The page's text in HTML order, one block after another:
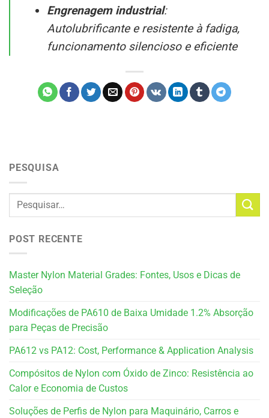
Engrenagem industrial:
Autolubrificante e resistente à fadiga,
funcionamento silencioso e eficiente
PESQUISA
POST RECENTE
Master Nylon Material Grades: Fontes, Usos e Dicas de
Seleção
Modificações de PA610 de Baixa Umidade 1.2% Absorção
para Peças de Precisão
PA612 vs PA12: Cost, Performance & Application Analysis
Compósitos de Nylon com Óxido de Zinco: Resistência ao
Calor e Economia de Custos
Soluções de Perfis de Nylon para Maquinário, Carros e